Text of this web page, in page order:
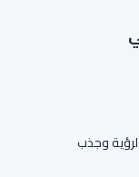
وجذب